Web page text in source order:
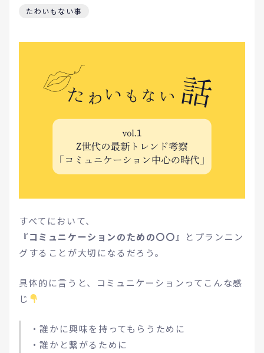
たわいもない事
すべてにおいて、
『コミュニケーションのための〇〇』
とプランニン
グすることが大切になるだろう。
具体的に言うと、コミュニケーションってこんな感
じ
・誰かに興味を持ってもらうために
・誰かと繋がるために